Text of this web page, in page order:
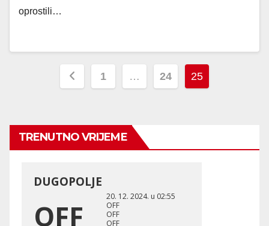
oprostili…
Posts
1 … 24 25
TRENUTNO VRIJEME